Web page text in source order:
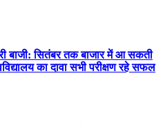
बाजी: सितंबर तक बाजार में आ सकती
का दावा सभी परीक्षण रहे सफल